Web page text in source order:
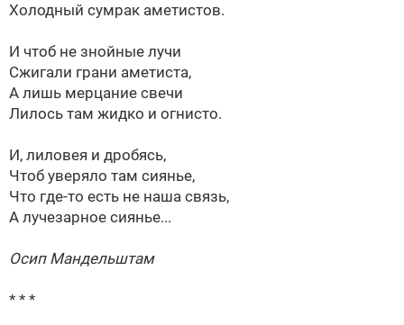
Холодный сумрак аметистов.
И чтоб не знойные лучи
Сжигали грани аметиста,
А лишь мерцание свечи
Лилось там жидко и огнисто.
И, лиловея и дробясь,
Чтоб уверяло там сиянье,
Что где-то есть не наша связь,
А лучезарное сиянье...
Осип Мандельштам
* * *